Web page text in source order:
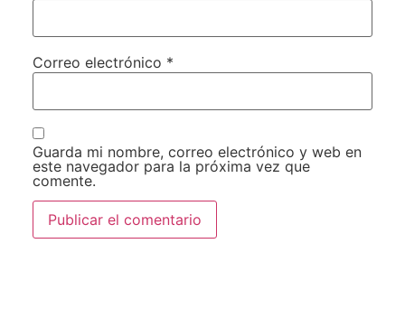
Correo electrónico *
Guarda mi nombre, correo electrónico y web en
este navegador para la próxima vez que
comente.